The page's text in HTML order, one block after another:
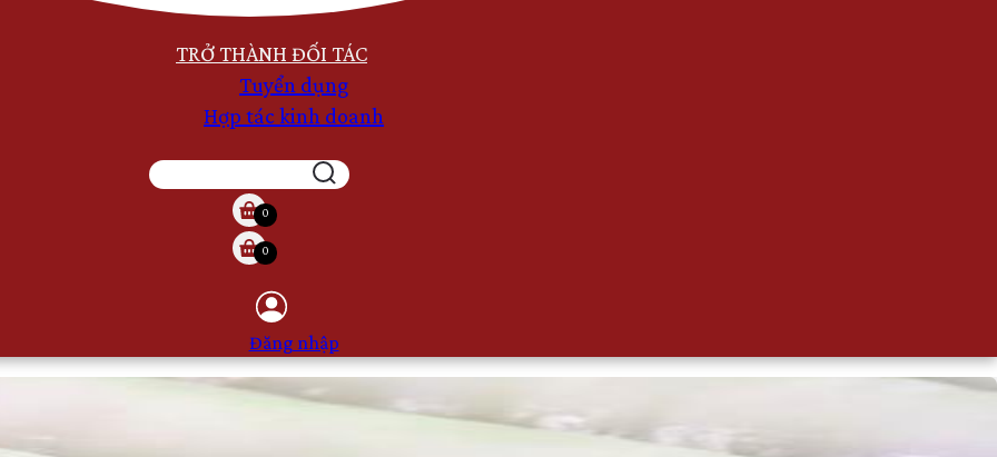
TRỞ THÀNH ĐỐI TÁC
Tuyển dụng
Hợp tác kinh doanh
TÌM
KIẾM
0
0
Đăng nhập